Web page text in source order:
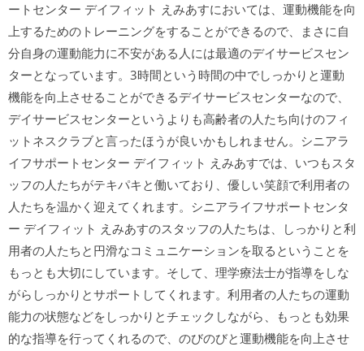
ートセンター デイフィット えみあすにおいては、運動機能を向
上するためのトレーニングをすることができるので、まさに自
分自身の運動能力に不安がある人には最適のデイサービスセン
ターとなっています。3時間という時間の中でしっかりと運動
機能を向上させることができるデイサービスセンターなので、
デイサービスセンターというよりも高齢者の人たち向けのフィ
ットネスクラブと言ったほうが良いかもしれません。シニアラ
イフサポートセンター デイフィット えみあすでは、いつもスタ
ッフの人たちがテキパキと働いており、優しい笑顔で利用者の
人たちを温かく迎えてくれます。シニアライフサポートセンタ
ー デイフィット えみあすのスタッフの人たちは、しっかりと利
用者の人たちと円滑なコミュニケーションを取るということを
もっとも大切にしています。そして、理学療法士が指導をしな
がらしっかりとサポートしてくれます。利用者の人たちの運動
能力の状態などをしっかりとチェックしながら、もっとも効果
的な指導を行ってくれるので、のびのびと運動機能を向上させ